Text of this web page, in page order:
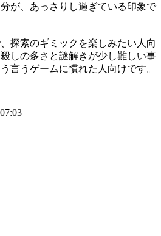
が、あっさりし過ぎている印象で
探索のギミックを楽しみたい人向
しの多さと謎解きが少し難しい事
言うゲームに慣れた人向けです。